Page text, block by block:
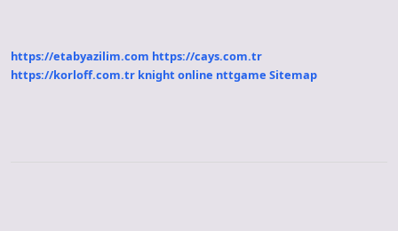
https://etabyazilim.com https://cays.com.tr
https://korloff.com.tr knight online nttgame Sitemap